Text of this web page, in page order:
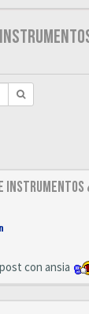
con ansia